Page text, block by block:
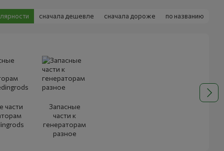
сначала дешевле сначала дороже по названию
части
Запасные
части к
генераторам
разное